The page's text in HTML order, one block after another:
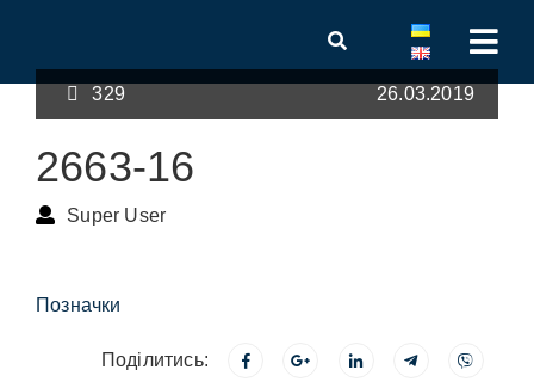
329 26.03.2019
2663-16
Super User
Позначки
Поділитись: